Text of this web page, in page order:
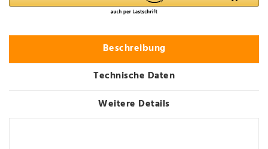
Beschreibung
Technische Daten
Weitere Details